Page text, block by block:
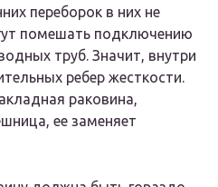
переборок в них не
помешать подключению
труб. Значит, внутри
ребер жесткости.
раковина,
ее заменяет